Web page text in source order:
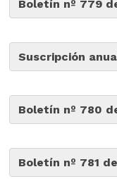
Boletín nº 779
Suscripción
Boletín nº 780
Boletín nº 781